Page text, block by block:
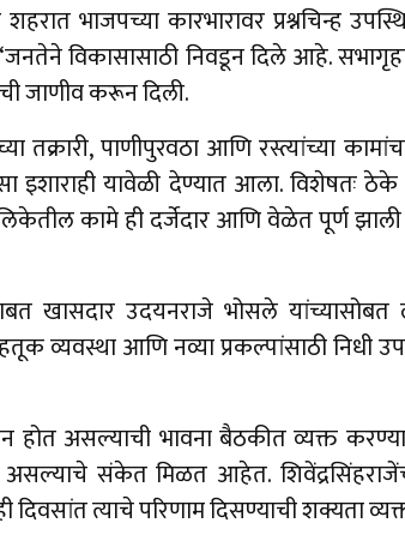
भाजपच्या कारभारावर प्रश्नचिन्ह
विकासासाठी निवडून दिले आहे.
जाणीव करून दिली.
पाणीपुरवठा आणि रस्त्यांच्या
यावेळी देण्यात आला. विशेषतः ठेके
कामे ही दर्जेदार आणि वेळेत पूर्ण
खासदार उदयनराजे भोसले
व्यवस्था आणि नव्या प्रकल्पांसाठी
होत असल्याची भावना बैठकीत व्यक्त
असल्याचे संकेत मिळत आहेत.
त्याचे परिणाम दिसण्याची शक्यता